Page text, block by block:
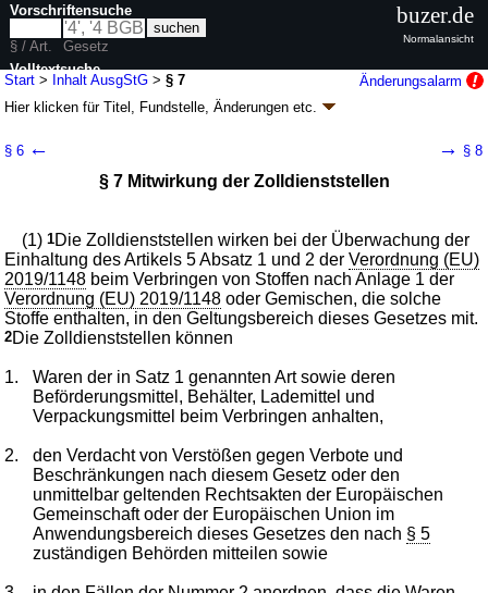
Start > Inhalt AusgStG >§ 7
Änderungsalarm
Hier klicken fürTitel, Fundstelle, Änderungen etc.
G. v. 09.01.2026BGBl. 2026 I Nr. 3
wird in 10 Vorschriften zitiert
§ 6 ← → § 8
§ 7 Mitwirkung der Zolldienststellen
(1)1Die Zolldienststellen wirken bei der Überwachung der
Einhaltung des Artikels 5 Absatz 1 und 2 derVerordnung (EU)
2019/1148 beim Verbringen von Stoffen nach Anlage 1 der
Verordnung (EU) 2019/1148 oder Gemischen, die solche
Stoffe enthalten, in den Geltungsbereich dieses Gesetzes mit.
2Die Zolldienststellen können
1.
Waren der in Satz 1 genannten Art sowie deren
Beförderungsmittel, Behälter, Lademittel und
Verpackungsmittel beim Verbringen anhalten,
2.
den Verdacht von Verstößen gegen Verbote und
Beschränkungen nach diesem Gesetz oder den
unmittelbar geltenden Rechtsakten der Europäischen
Gemeinschaft oder der Europäischen Union im
Anwendungsbereich dieses Gesetzes den nach § 5
zuständigen Behörden mitteilen sowie
Vorschriftensuche
§ / Art.
Gesetz
Volltextsuche
nur in AusgStG
buzer.de
Normalansicht